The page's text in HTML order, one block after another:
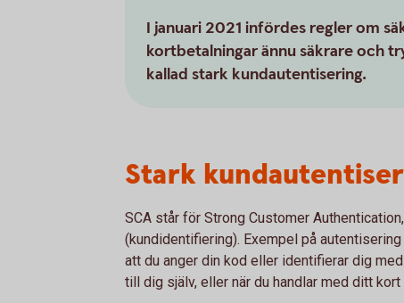
I januari 2021 infördes regler om
kortbetalningar ännu säkrare och
kallad stark kundautentisering.
Stark
SCA står för Strong Customer
(kundidentifiering). Exempel på
att du anger din kod eller identifierar dig
till dig själv, eller när du handlar med ditt